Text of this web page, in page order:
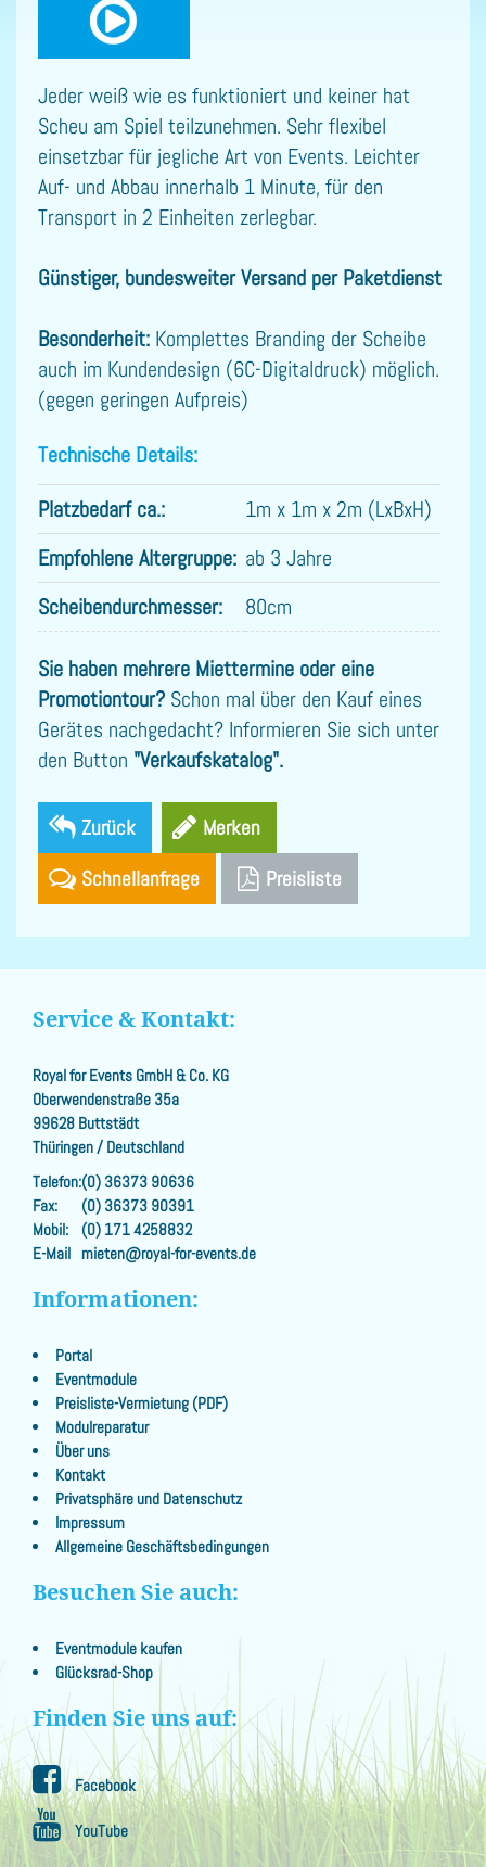
Jeder weiß wie es funktioniert und keiner hat
Scheu am Spiel teilzunehmen. Sehr flexibel
einsetzbar für jegliche Art von Events. Leichter
Auf- und Abbau innerhalb 1 Minute, für den
Transport in 2 Einheiten zerlegbar.
Günstiger, bundesweiter Versand per Paketdienst
Besonderheit: Komplettes Branding der Scheibe
auch im Kundendesign (6C-Digitaldruck) möglich.
(gegen geringen Aufpreis)
Technische Details:
Platzbedarf ca.:
1m x 1m x 2m (LxBxH)
Empfohlene Altergruppe: ab 3 Jahre
Scheibendurchmesser:
80cm
Sie haben mehrere Miettermine oder eine
Promotiontour? Schon mal über den Kauf eines
Gerätes nachgedacht? Informieren Sie sich unter
den Button "Verkaufskatalog".
Zurück
Schnellanfrage
Preisliste
Service & Kontakt:
Royal for Events GmbH & Co. KG
Oberwendenstraße 35a
99628 Buttstädt
Thüringen / Deutschland
Telefon:(0) 36373 90636
Fax:
(0) 36373 90391
Mobil:
(0) 171 4258832
E-Mail mieten@royal-for-events.de
Informationen:
Portal
Eventmodule
Preisliste-Vermietung (PDF)
Modulreparatur
Über uns
Kontakt
Privatsphäre und Datenschutz
Impressum
Allgemeine Geschäftsbedingungen
Besuchen Sie auch:
Eventmodule kaufen
Glücksrad-Shop
Finden Sie uns auf:
Facebook
YouTube